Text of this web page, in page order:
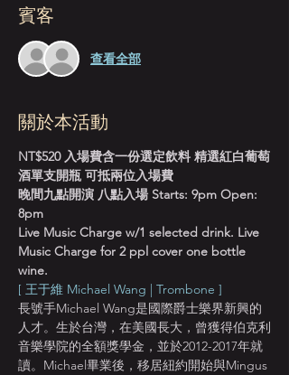
賓客
查看全部
關於本活動
NT$520 入場費含一份選定飲料 精選紅白葡萄
酒單支開瓶 可抵兩位入場費
晚間九點開演 八點入場 Starts: 9pm Open:
8pm
Live Music Charge w/1 selected drink. Live
Music Charge for 2 ppl cover one bottle
wine.
[ 王于維 Michael Wang | Trombone ]
長號手Michael Wang是國際爵士樂界新興的
人才。生於台灣，在美國長大，曾獲得伯克利
音樂學院的全額獎學金，並於2012-2017年就
讀。Michael畢業後，移居紐約開始與Mingus